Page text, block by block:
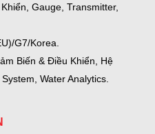
Gauge, Transmitter,
G7/Korea.
Biến & Điều Khiển, Hệ
Water Analytics.